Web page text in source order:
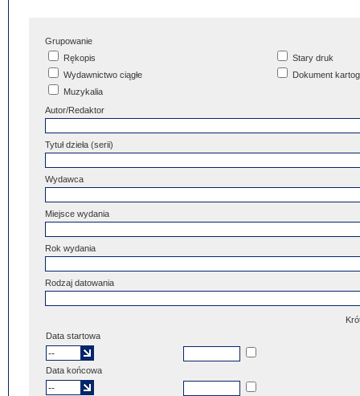
Grupowanie
Rękopis
Stary druk
Wydawnictwo ciągłe
Dokument
Muzykalia
Autor/Redaktor
Tytuł dzieła (serii)
Wydawca
Miejsce wydania
Rok wydania
Rodzaj datowania
Data startowa
Data końcowa